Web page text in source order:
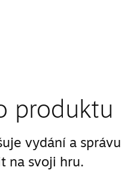
produktu
vydání a správu
na svoji hru.